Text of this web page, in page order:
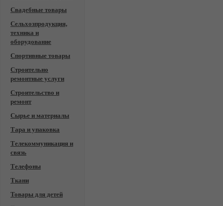
Свадебные товары
Сельхозпродукция,
техника и
оборудование
Спортивные товары
Строительно
ремонтные услуги
Строительство и
ремонт
Сырье и материалы
Тара и упаковка
Телекоммуникация и
связь
Телефоны
Ткани
Товары для детей